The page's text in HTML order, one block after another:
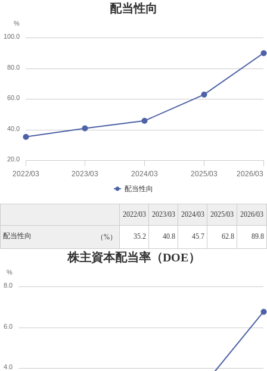
配当性向
%
2022/03 2023/03 2024/03 2025/03 2026/03
20.0
40.0
60.0
80.0
100.0
配当性向
2022/03 2023/03 2024/03 2025/03 2026/03
配当性向 % 35.2 40.8 45.7 62.8 89.8
株主資本配当率（DOE）
%
4.0
6.0
8.0